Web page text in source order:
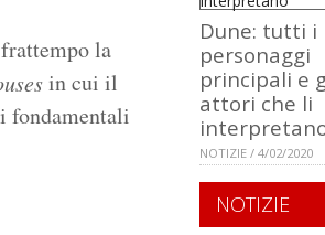
la
in cui il
fondamentali
Dune: tutti i
personaggi
principali e
attori che li
NOTIZIE / 4/02/2020
NOTIZIE